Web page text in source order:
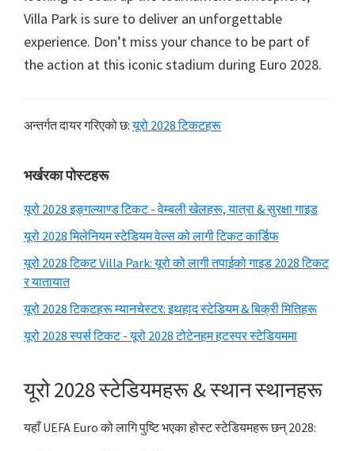
Villa Park is sure to deliver an unforgettable
experience. Don’t miss your chance to be part of
the action at this iconic stadium during Euro 2028.
अन्तर्गत दायर गरिएको छ:यूरो 2028 टिकटहरू
प्राथमिक
साइडबार
भर्खरका पोस्टहरू
यूरो 2028 इङ्गल्याण्ड टिकट - वेम्बली खेलहरू, यात्रा & सुरक्षा गाइड
यूरो 2028 मिलेनियम स्टेडियम वेल्स को लागी टिकट कार्डिफ
यूरो 2028 टिकट Villa Park: यूरो को लागी तपाईको गाइड 2028 टिकट
र यातायात
यूरो 2028 टिकटहरू म्यानचेस्टर: इथहाद स्टेडियम & बिक्री मितिहरू
यूरो 2028 स्पर्स टिकट - यूरो 2028 टोटेनहम हटस्पर स्टेडियममा
यूरो 2028 स्टेडियमहरू & स्थान स्थानहरू
यहाँ UEFA Euro को लागि पुष्टि भएका होस्ट स्टेडियमहरू छन् 2028: